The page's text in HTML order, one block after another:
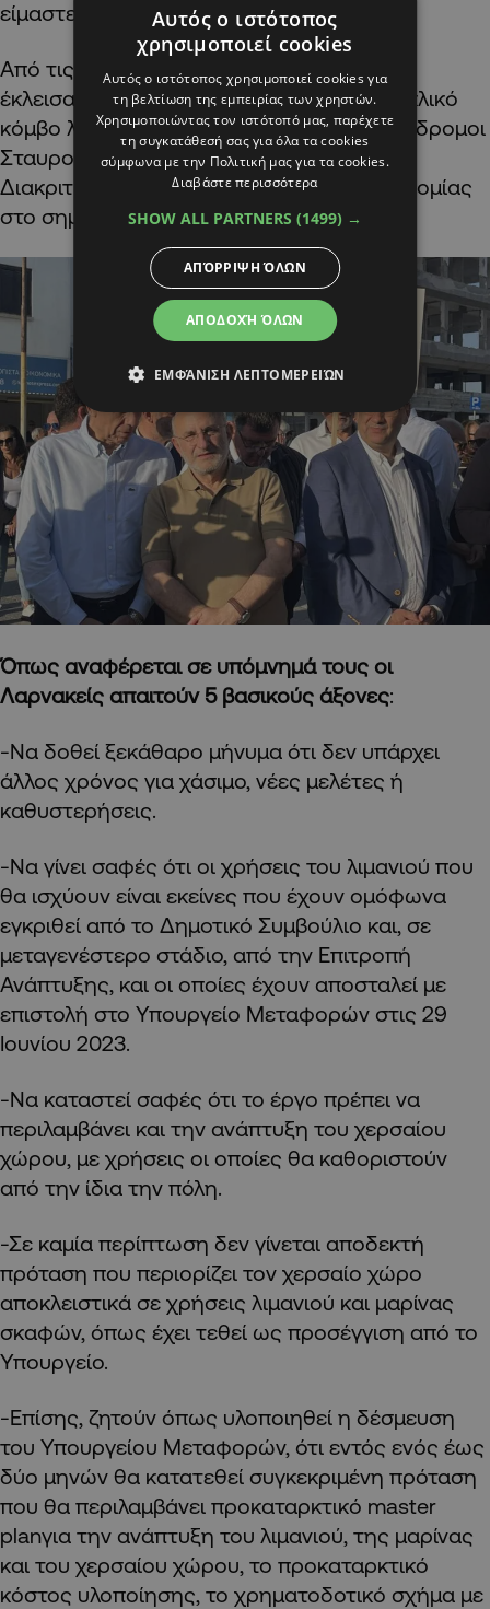
είμαστε εδώ».
Από τις 17:30 το απόγευμα μέχρι τις 19:00
έκλεισαν οι ακόλουθοιδρόμοιαπό τον κυκλικό
κόμβο λιμανιού προς το λιμάνι και οι παράδρομοι
Σταυρου Ποσκώτη και Γεωργιου Δροσίνη.
Διακριτική ήταν και η παρουσία της αστυνομίας
στο σημείο.
Όπως αναφέρεται σε υπόμνημά τους οι
Λαρνακείς απαιτούν 5 βασικούς άξονες:
-Να δοθεί ξεκάθαρο μήνυμα ότι δεν υπάρχει
άλλος χρόνος για χάσιμο, νέες μελέτες ή
καθυστερήσεις.
-Να γίνει σαφές ότι οι χρήσεις του λιμανιού που
θα ισχύουν είναι εκείνες που έχουν ομόφωνα
εγκριθεί από το Δημοτικό Συμβούλιο και, σε
μεταγενέστερο στάδιο, από την Επιτροπή
Ανάπτυξης, και οι οποίες έχουν αποσταλεί με
επιστολή στο Υπουργείο Μεταφορών στις 29
Ιουνίου 2023.
-Να καταστεί σαφές ότι το έργο πρέπει να
περιλαμβάνει και την ανάπτυξη του χερσαίου
χώρου, με χρήσεις οι οποίες θα καθοριστούν
από την ίδια την πόλη.
-Σε καμία περίπτωση δεν γίνεται αποδεκτή
πρόταση που περιορίζει τον χερσαίο χώρο
αποκλειστικά σε χρήσεις λιμανιού και μαρίνας
σκαφών, όπως έχει τεθεί ως προσέγγιση από το
Υπουργείο.
-Επίσης, ζητούν όπως υλοποιηθεί η δέσμευση
του Υπουργείου Μεταφορών, ότι εντός ενός έως
δύο μηνών θα κατατεθεί συγκεκριμένη πρόταση
που θα περιλαμβάνει προκαταρκτικό master
planγια την ανάπτυξη του λιμανιού, της μαρίνας
και του χερσαίου χώρου, το προκαταρκτικό
κόστος υλοποίησης, το χρηματοδοτικό σχήμα με
Αυτός ο ιστότοπος
χρησιμοποιεί cookies
Αυτός ο ιστότοπος χρησιμοποιεί cookies για
τη βελτίωση της εμπειρίας των χρηστών.
Χρησιμοποιώντας τον ιστότοπό μας, παρέχετε
τη συγκατάθεσή σας για όλα τα cookies
σύμφωνα με την Πολιτική μας για τα cookies.
Διαβάστε περισσότερα
SHOW ALL PARTNERS (1499) →
ΑΠΟΔΟΧΉ ΌΛΩΝ
ΑΠΌΡΡΙΨΗ ΌΛΩΝ
ΕΜΦΆΝΙΣΗ ΛΕΠΤΟΜΕΡΕΙΏΝ